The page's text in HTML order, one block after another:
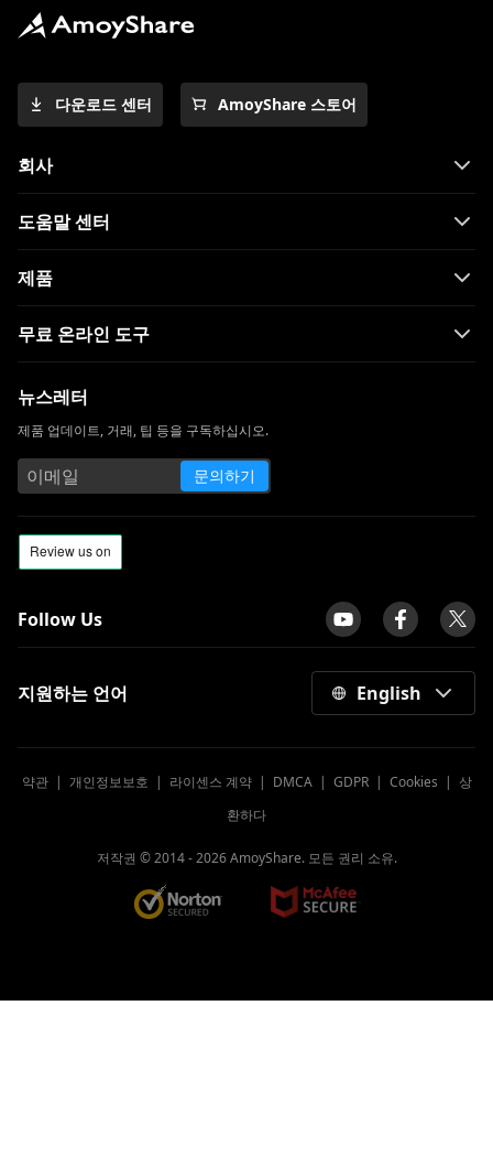
다운로드 센터 AmoyShare 스토어
회사
도움말 센터
제품
무료 온라인 도구
뉴스레터
제품 업데이트, 거래, 팁 등을 구독하십시오.
문의하기
Follow Us
지원하는 언어 English
약관| 개인정보보호 | 라이센스 계약| DMCA| GDPR| Cookies | 상
환하다
저작권 © 2014 -2026AmoyShare. 모든 권리 소유.